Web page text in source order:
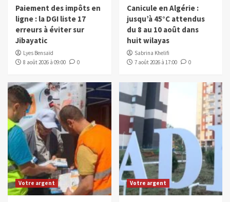
Paiement des impôts en
ligne : la DGI liste 17
erreurs à éviter sur
Jibayatic
Lyes Bensaïd
8 août 2026 à 09:00
0
Canicule en Algérie :
jusqu’à 45°C attendus
du 8 au 10 août dans
huit wilayas
Sabrina Khelifi
7 août 2026 à 17:00
0
Votre argent Votre argent